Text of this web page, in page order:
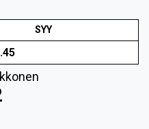
SYY